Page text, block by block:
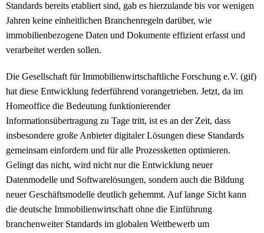
Standards bereits etabliert sind, gab es hierzulande bis vor wenigen
Jahren keine einheitlichen Branchenregeln darüber, wie
immobilienbezogene Daten und Dokumente effizient erfasst und
verarbeitet werden sollen.
Die Gesellschaft für Immobilienwirtschaftliche Forschung e.V. (gif)
hat diese Entwicklung federführend vorangetrieben. Jetzt, da im
Homeoffice die Bedeutung funktionierender
Informationsübertragung zu Tage tritt, ist es an der Zeit, dass
insbesondere große Anbieter digitaler Lösungen diese Standards
gemeinsam einfordern und für alle Prozessketten optimieren.
Gelingt das nicht, wird nicht nur die Entwicklung neuer
Datenmodelle und Softwarelösungen, sondern auch die Bildung
neuer Geschäftsmodelle deutlich gehemmt. Auf lange Sicht kann
die deutsche Immobilienwirtschaft ohne die Einführung
branchenweiter Standards im globalen Wettbewerb um